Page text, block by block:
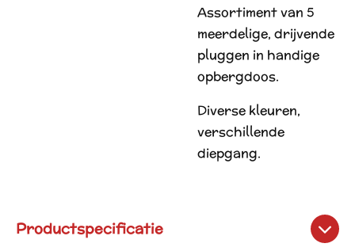
Assortiment van 5
meerdelige, drijvende
pluggen in handige
opbergdoos.
Diverse kleuren,
verschillende
diepgang.
Productspecificatie